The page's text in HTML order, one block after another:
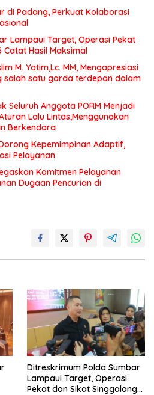
di Padang, Perkuat Kolaborasi
Lampaui Target, Operasi Pekat
Catat Hasil Maksimal
M. Yatim,Lc. MM, Mengapresiasi
salah satu garda terdepan dalam
Seluruh Anggota PORM Menjadi
Lalu Lintas,Menggunakan
Berkendara
Kepemimpinan Adaptif,
Pelayanan
Komitmen Pelayanan
Dugaan Pencurian di
Ditreskrimum Polda Sumbar
Lampaui Target, Operasi
Pekat dan Sikat Singgalang